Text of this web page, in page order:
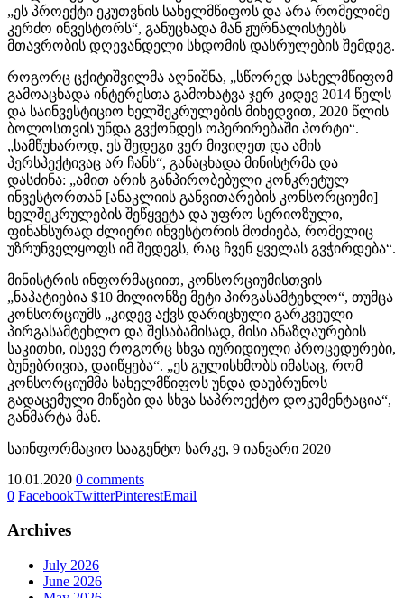
„ეს პროექტი ეკუთვნის სახელმწიფოს და არა რომელიმე
კერძო ინვესტორს“, განუცხადა მან ჟურნალისტებს
მთავრობის დღევანდელი სხდომის დასრულების შემდეგ.
როგორც ცქიტიშვილმა აღნიშნა, „სწორედ სახელმწიფომ
გამოაცხადა ინტერესთა გამოხატვა ჯერ კიდევ 2014 წელს
და საინვესტიციო ხელშეკრულების მიხედვით, 2020 წლის
ბოლოსთვის უნდა გვქონდეს ოპერირებაში პორტი“.
„სამწუხაროდ, ეს შედეგი ვერ მივიღეთ და ამის
პერსპექტივაც არ ჩანს“, განაცხადა მინისტრმა და
დასძინა: „ამით არის განპირობებული კონკრეტულ
ინვესტორთან [ანაკლიის განვითარების კონსორციუმი]
ხელშეკრულების შეწყვეტა და უფრო სერიოზული,
ფინანსურად ძლიერი ინვესტორის მოძიება, რომელიც
უზრუნველყოფს იმ შედეგს, რაც ჩვენ ყველას გვჭირდება“.
მინისტრის ინფორმაციით, კონსორციუმისთვის
„ნაპატიებია $10 მილიონზე მეტი პირგასამტეხლო“, თუმცა
კონსორციუმს „კიდევ აქვს დარიცხული გარკვეული
პირგასამტეხლო და შესაბამისად, მისი ანაზღაურების
საკითხი, ისევე როგორც სხვა იურიდიული პროცედურები,
ბუნებრივია, დაიწყება“. „ეს გულისხმობს იმასაც, რომ
კონსორციუმმა სახელმწიფოს უნდა დაუბრუნოს
გადაცემული მიწები და სხვა საპროექტო დოკუმენტაცია“,
განმარტა მან.
საინფორმაციო სააგენტო სარკე, 9 იანვარი 2020
10.01.2020 0 comments
0 FacebookTwitterPinterestEmail
Archives
July 2026
June 2026